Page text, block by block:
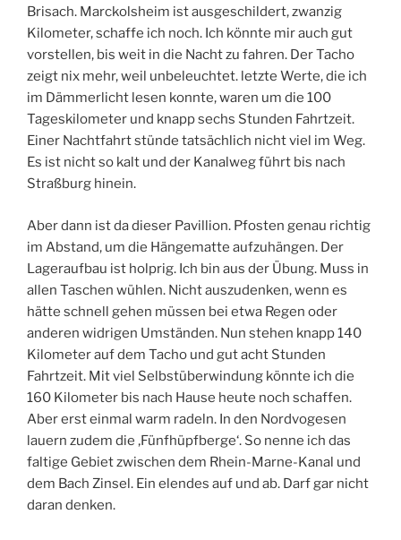
Brisach. Marckolsheim ist ausgeschildert, zwanzig
Kilometer, schaffe ich noch. Ich könnte mir auch gut
vorstellen, bis weit in die Nacht zu fahren. Der Tacho
zeigt nix mehr, weil unbeleuchtet. letzte Werte, die ich
im Dämmerlicht lesen konnte, waren um die 100
Tageskilometer und knapp sechs Stunden Fahrtzeit.
Einer Nachtfahrt stünde tatsächlich nicht viel im Weg.
Es ist nicht so kalt und der Kanalweg führt bis nach
Straßburg hinein.
Aber dann ist da dieser Pavillion. Pfosten genau richtig
im Abstand, um die Hängematte aufzuhängen. Der
Lageraufbau ist holprig. Ich bin aus der Übung. Muss in
allen Taschen wühlen. Nicht auszudenken, wenn es
hätte schnell gehen müssen bei etwa Regen oder
anderen widrigen Umständen. Nun stehen knapp 140
Kilometer auf dem Tacho und gut acht Stunden
Fahrtzeit. Mit viel Selbstüberwindung könnte ich die
160 Kilometer bis nach Hause heute noch schaffen.
Aber erst einmal warm radeln. In den Nordvogesen
lauern zudem die ‚Fünfhüpfberge‘. So nenne ich das
faltige Gebiet zwischen dem Rhein-Marne-Kanal und
dem Bach Zinsel. Ein elendes auf und ab. Darf gar nicht
daran denken.